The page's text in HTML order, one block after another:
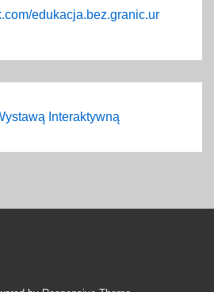
edukacja.bez.granic.ur
Interaktywną